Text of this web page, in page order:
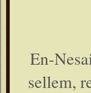
En-
sellem,